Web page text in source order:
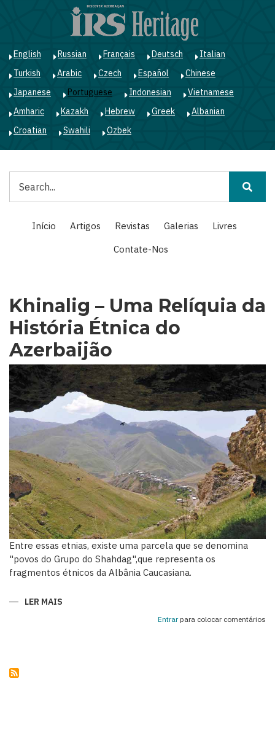
principal
English Russian Français Deutsch
Italian
Turkish
Arabic Czech Español
Chinese
Japanese
Portuguese Indonesian
Vietnamese
Amharic
Kazakh Hebrew Greek
Albanian
Croatian
Swahili Ozbek
Main
navigation
Início Artigos Revistas Galerias
Livres
Contate-Nos
Khinalig – Uma Relíquia da
História Étnica do
Azerbaijão
Entre essas etnias, existe uma parcela que se denomina
"povos do Grupo do Shahdag",que representa os
fragmentos étnicos da Albânia Caucasiana.
LER MAIS
Entrarpara colocar comentários